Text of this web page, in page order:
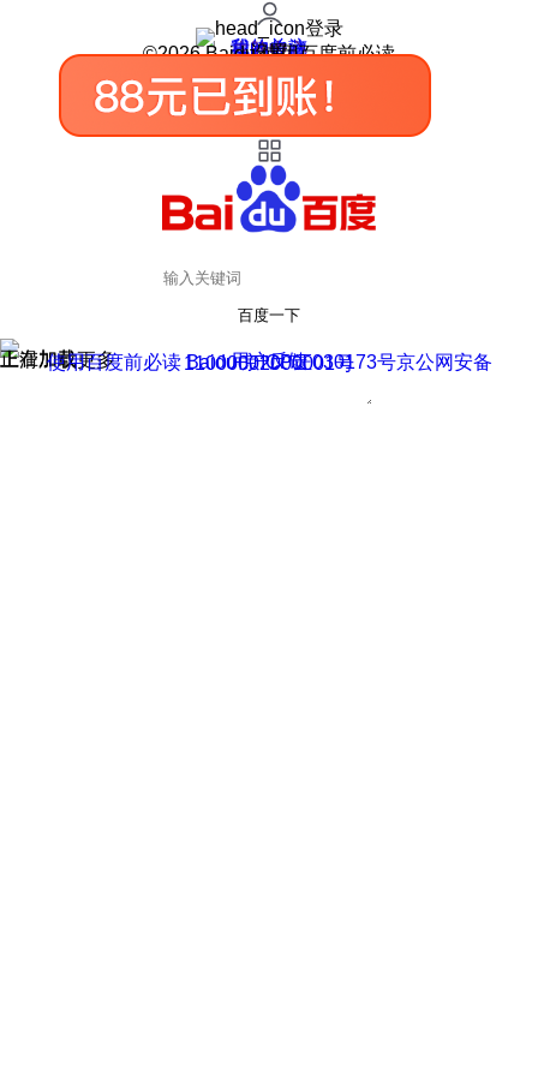
登录
我的关注
我的收藏
皮肤中心
用户反馈
设置
©2026 Baidu 使用百度前必读
百度一下
正在加载
上滑加载更多 用户反馈
使用百度前必读 Baidu 京ICP证030173号
京公网安备11000002000001号